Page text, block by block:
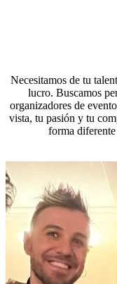
Necesitamos de tu
lucro. Buscamos
organizadores de
vista, tu pasión y tu
forma